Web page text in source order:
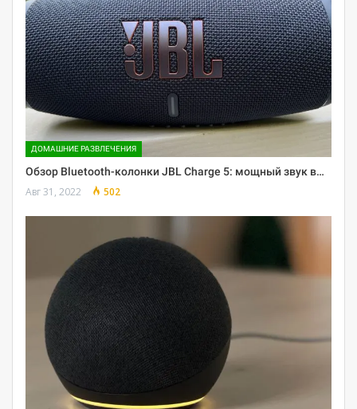
ДОМАШНИЕ РАЗВЛЕЧЕНИЯ
Обзор Bluetooth-колонки JBL Charge 5: мощный звук в…
Авг 31, 2022 502